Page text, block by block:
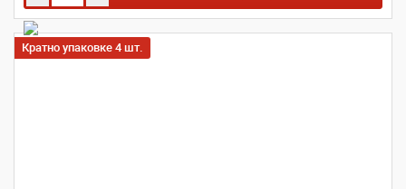
Кратно упаковке 4 шт.